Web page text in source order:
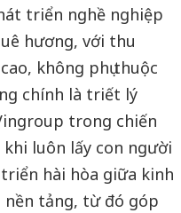
triển nghề nghiệp
hương, với thu
không phụ thuộc
chính là triết lý
trong chiến
luôn lấy con người
hài hòa giữa kinh
nền tảng, từ đó góp